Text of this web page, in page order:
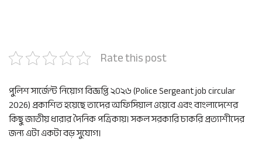
Rate this post
পুলিশ সার্জেন্ট নিয়োগ বিজ্ঞপ্তি ২০২৬ (Police Sergeant job circular
2026) প্রকাশিত হয়েছে তাদের অফিসিয়াল ওয়েবে এবং বাংলাদেশের
কিছু জাতীয় ধারার দৈনিক পত্রিকায়। সকল সরকারি চাকরি প্রত্যাশীদের
জন্য এটা একটা বড় সুযোগ।